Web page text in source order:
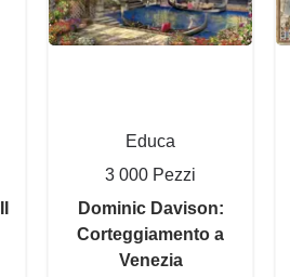
Educa
3 000 Pezzi
Dominic Davison:
Corteggiamento a
Venezia